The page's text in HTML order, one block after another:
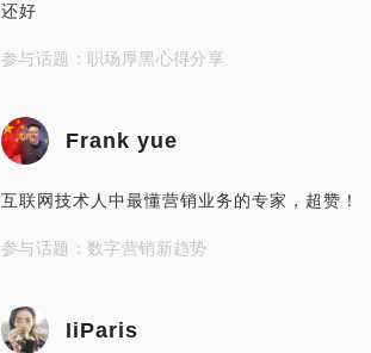
还好
参与话题：职场厚黑心得分享
Frank yue
互联网技术人中最懂营销业务的专家，超赞！
参与话题：数字营销新趋势
IiParis